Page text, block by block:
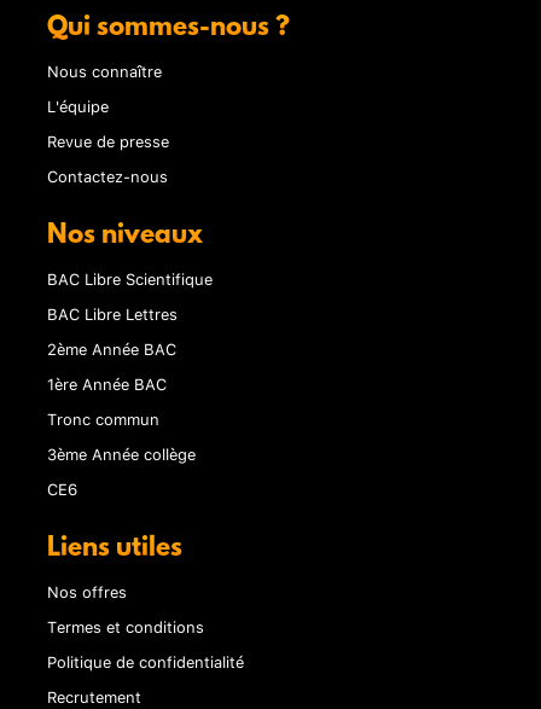
Qui sommes-nous ?
Nous connaître
L'équipe
Revue de presse
Contactez-nous
Nos niveaux
BAC Libre Scientifique
BAC Libre Lettres
2ème Année BAC
1ère Année BAC
Tronc commun
3ème Année collège
CE6
Liens utiles
Nos offres
Termes et conditions
Politique de confidentialité
Recrutement